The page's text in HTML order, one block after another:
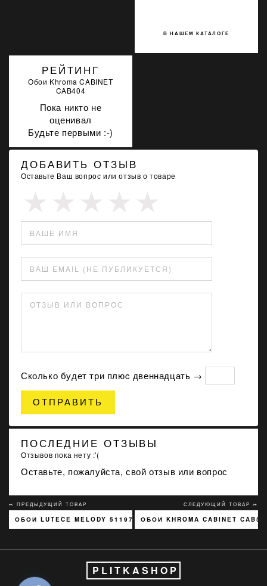
В НАШЕМ КАТАЛОГЕ
РЕЙТИНГ
Обои Khroma CABINET
CAB404
Пока никто не
оценивал
Будьте первыми :-)
ДОБАВИТЬ ОТЗЫВ
Оставьте Ваш вопрос или отзыв о товаре
ВАШЕ ИМЯ
ВАШ EMAIL (НЕ ПУБЛИКУЕТСЯ)
ОТЗЫВ ИЛИ ВОПРОС
Сколько будет три плюc двеннадцать →
ОТПРАВИТЬ
ПОСЛЕДНИЕ ОТЗЫВЫ
Отзывов пока нету :'(
Оставьте, пожалуйста, свой отзыв или вопрос
↢ ПРЕДЫДУЩИЙ ТОВАР
ОБОИ LUTECE MELODY 51197301
СЛЕДУЮЩИЙ ТОВАР ↣
ОБОИ KHROMA CABINET
PLITKASHOP